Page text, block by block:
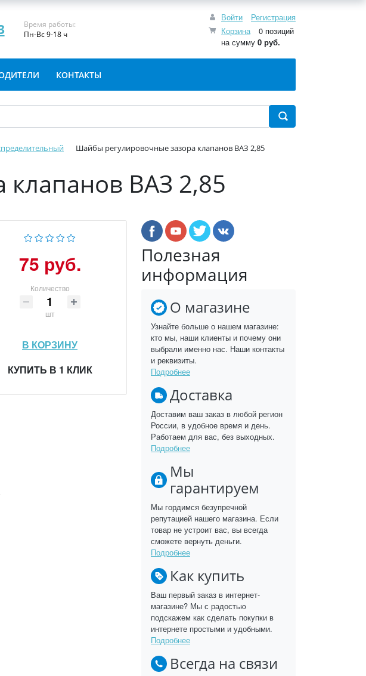
Войти
Регистрация
Корзина
0 позиций
на сумму 0 руб.
Время работы:
Пн-Вс 9-18 ч
КОНТАКТЫ
Шайбы регулировочные зазора клапанов ВАЗ 2,85
ВАЗ 2,85
75 руб.
Количество
шт
В КОРЗИНУ
КУПИТЬ В 1 КЛИК
Полезная
информация
О магазине
Узнайте больше о нашем магазине:
кто мы, наши клиенты и почему они
выбрали именно нас. Наши контакты
и реквизиты.
Подробнее
Доставка
Доставим ваш заказ в любой регион
России, в удобное время и день.
Работаем для вас, без выходных.
Подробнее
Мы
гарантируем
Мы гордимся безупречной
репутацией нашего магазина. Если
товар не устроит вас, вы всегда
сможете вернуть деньги.
Подробнее
Как купить
Ваш первый заказ в интернет-
магазине? Мы с радостью
подскажем как сделать покупки в
интернете простыми и удобными.
Подробнее
Всегда на связи